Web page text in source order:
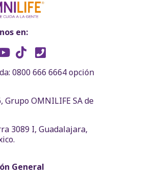
en:
0800 666 6664 opción
Grupo OMNILIFE SA de
3089 I, Guadalajara,
General